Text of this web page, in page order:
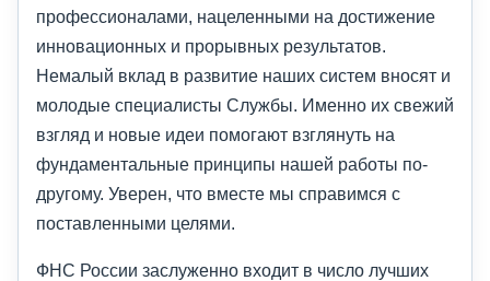
профессионалами, нацеленными на достижение
инновационных и прорывных результатов.
Немалый вклад в развитие наших систем вносят и
молодые специалисты Службы. Именно их свежий
взгляд и новые идеи помогают взглянуть на
фундаментальные принципы нашей работы по-
другому. Уверен, что вместе мы справимся с
поставленными целями.
ФНС России заслуженно входит в число лучших